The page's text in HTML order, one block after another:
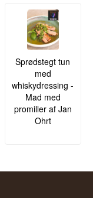
Sprødstegt tun
med
whiskydressing -
Mad med
promiller af Jan
Ohrt